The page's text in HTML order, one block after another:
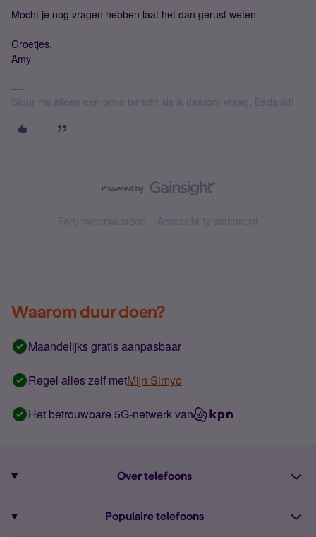
Mocht je nog vragen hebben laat het dan gerust weten.
Groetjes,
Amy
Stuur mij alleen een privé bericht als ik daarom vraag. Bedankt!
Forumvoorwaarden Accessibility statement
Waarom duur doen?
Maandelijks gratis aanpasbaar
Regel alles zelf metMijn Simyo
Het betrouwbare 5G-netwerk van
Over telefoons
Populaire telefoons